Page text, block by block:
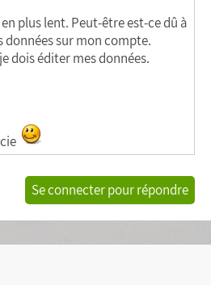
plus lent. Peut-être est-ce dû à
sur mon compte.
dois éditer mes données.
Se connecter pour répondre